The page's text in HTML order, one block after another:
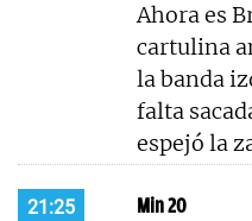
Ahora es
cartulina
la banda
falta
espejó la
21:25 Min 20